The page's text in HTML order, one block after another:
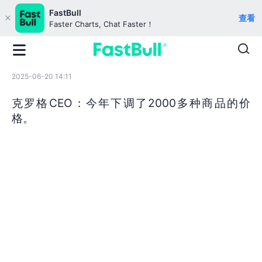
FastBull
Faster Charts, Chat Faster！
查看
2025-06-20 14:11
克罗格CEO：今年下调了2000多种商品的价
格。